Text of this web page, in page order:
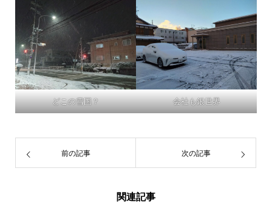
どこの雪国？ 会社も銀世界
前の記事 次の記事
関連記事